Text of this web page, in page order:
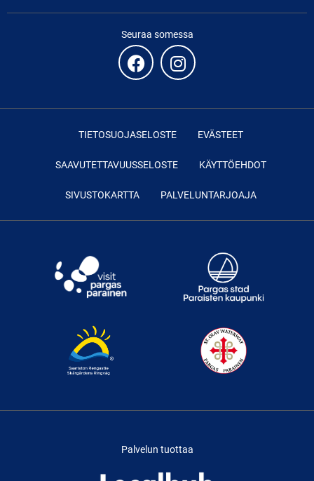
Seuraa somessa
TIETOSUOJASELOSTE EVÄSTEET
SAAVUTETTAVUUSSELOSTE KÄYTTÖEHDOT
SIVUSTOKARTTA PALVELUNTARJOAJA
Palvelun tuottaa